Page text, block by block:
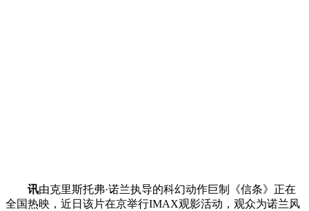
讯由克里斯托弗·诺兰执导的科幻动作巨制《信条》正在
全国热映，近日该片在京举行IMAX观影活动，观众为诺兰风